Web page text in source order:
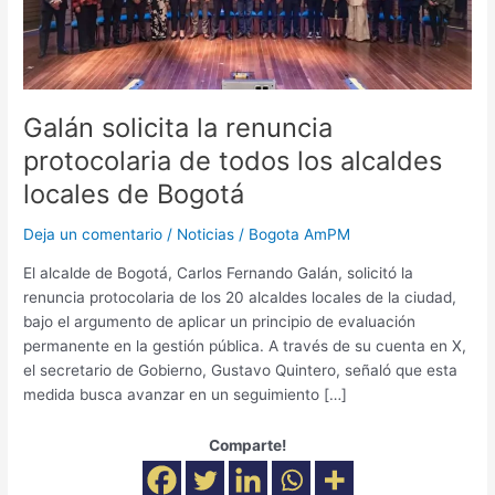
Galán solicita la renuncia
protocolaria de todos los alcaldes
locales de Bogotá
Deja un comentario / Noticias / Bogota AmPM
El alcalde de Bogotá, Carlos Fernando Galán, solicitó la
renuncia protocolaria de los 20 alcaldes locales de la ciudad,
bajo el argumento de aplicar un principio de evaluación
permanente en la gestión pública. A través de su cuenta en X,
el secretario de Gobierno, Gustavo Quintero, señaló que esta
medida busca avanzar en un seguimiento […]
Comparte!
locales
Bogotá